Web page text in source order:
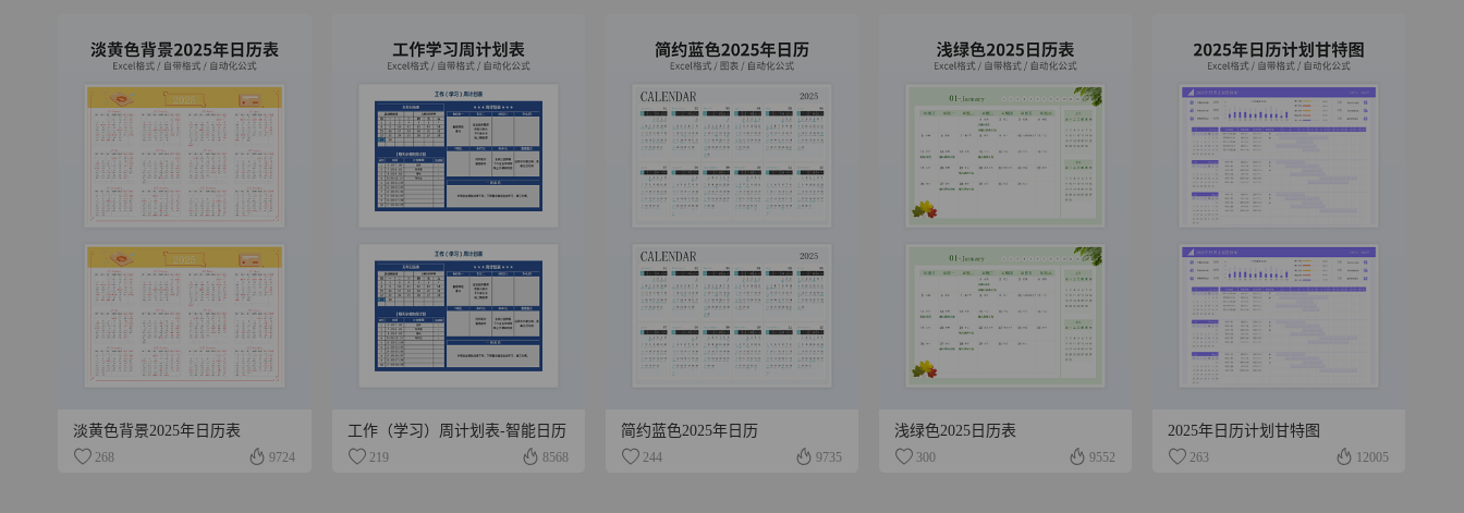
淡黄色背景2025年日历表
268 9724
工作（学习）周计划表-智能日历
219 8568
简约蓝色2025年日历
244 9735
浅绿色2025日历表
300 9552
2025年日历计划甘特图
263 12005